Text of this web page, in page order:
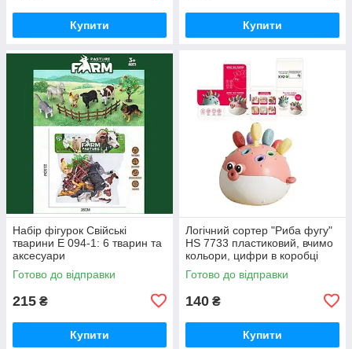
Купити Купити
Набір фігурок Свійські
тварини E 094-1: 6 тварин та
аксесуари
Готово до відправки
215 ₴
Купити
Логічний сортер "Риба фугу"
HS 7733 пластиковий, вчимо
кольори, цифри в коробці
Готово до відправки
140 ₴
Купити